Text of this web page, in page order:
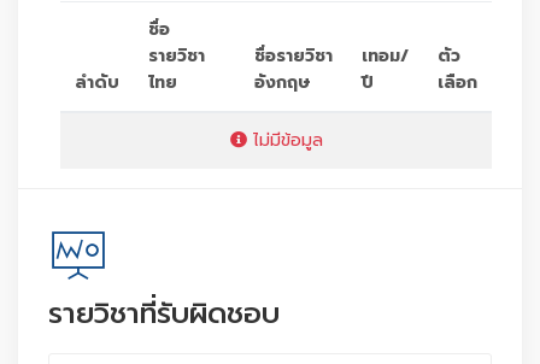
ลำดับ
ชื่อ
รายวิชา
ไทย
ชื่อรายวิชา
อังกฤษ
เทอม/
ปี
ตัว
เลือก
ไม่มีข้อมูล
รายวิชาที่รับผิดชอบ